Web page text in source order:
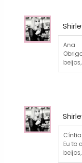
Ana
beijos,
Cíntia
Eu tb
beijos,